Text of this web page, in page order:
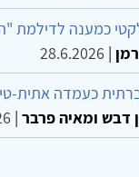
כמענה לדילמת
|
28.6.2026
כעמדה אתית-
דבש ומאיה פרבר |